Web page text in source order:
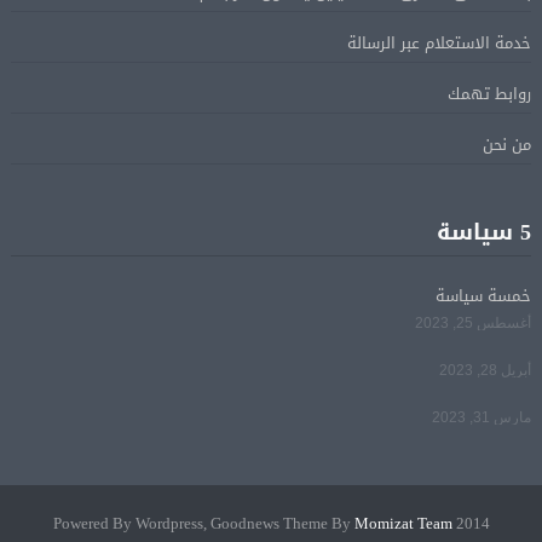
ترامب: مضيق هرمز سيفتح قريبًا أو ستواجه إيران ضربة
قاسية
الرئيس السيسى يؤكد لرئيس وزراء اليونان تضامن مصر
الكامل مع اليونان في مواجهة تداعيات حرائق الغابات
الرئيس السيسى يستقبل ملك البحرين فى مطار العلمين
فى زيارة لتعزيز أواصر الأخوة الراسخة بين البلدين
خدمة الاستعلام عبر الرسالة
روابط تهمك
من نحن
5 سياسة
خمسة سياسة
أغسطس 25, 2023
أبريل 28, 2023
مارس 31, 2023
2014 Powered By Wordpress, Goodnews Theme By
Momizat Team